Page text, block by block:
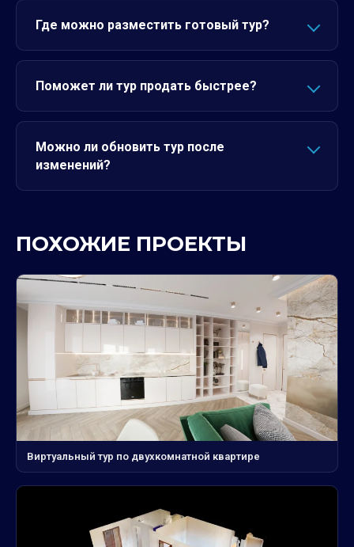
Где можно разместить готовый тур?
Поможет ли тур продать быстрее?
Можно ли обновить тур после
изменений?
ПОХОЖИЕ ПРОЕКТЫ
Виртуальный тур по двухкомнатной квартире